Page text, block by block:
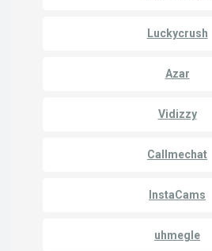
Luckycrush
Azar
Vidizzy
Callmechat
InstaCams
uhmegle